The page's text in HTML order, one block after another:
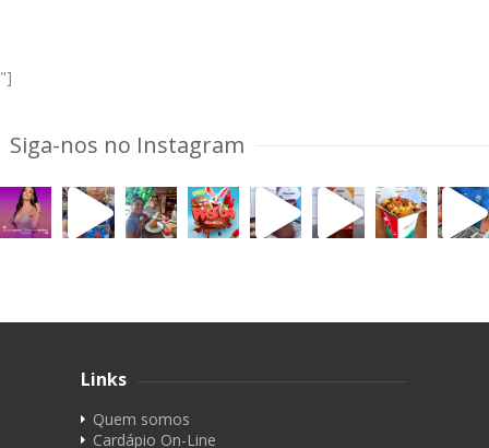
"]
Siga-nos no Instagram
Links
Quem somos
Cardápio On-Line